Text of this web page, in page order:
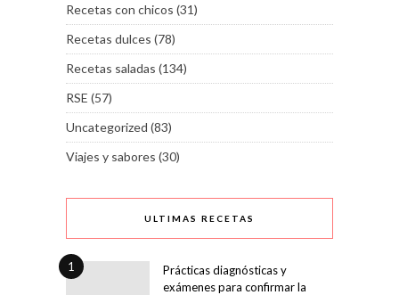
Recetas con chicos (31)
Recetas dulces (78)
Recetas saladas (134)
RSE (57)
Uncategorized (83)
Viajes y sabores (30)
ULTIMAS RECETAS
1
Prácticas diagnósticas y
exámenes para confirmar la